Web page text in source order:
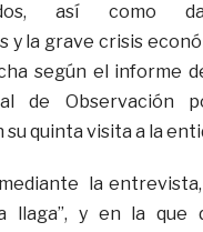
así como
y la grave crisis
según el informe
de Observación
su quinta visita a la
mediante la
llaga”, y en la que